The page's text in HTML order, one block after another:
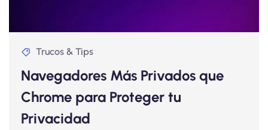
Trucos & Tips
Navegadores Más Privados que
Chrome para Proteger tu
Privacidad